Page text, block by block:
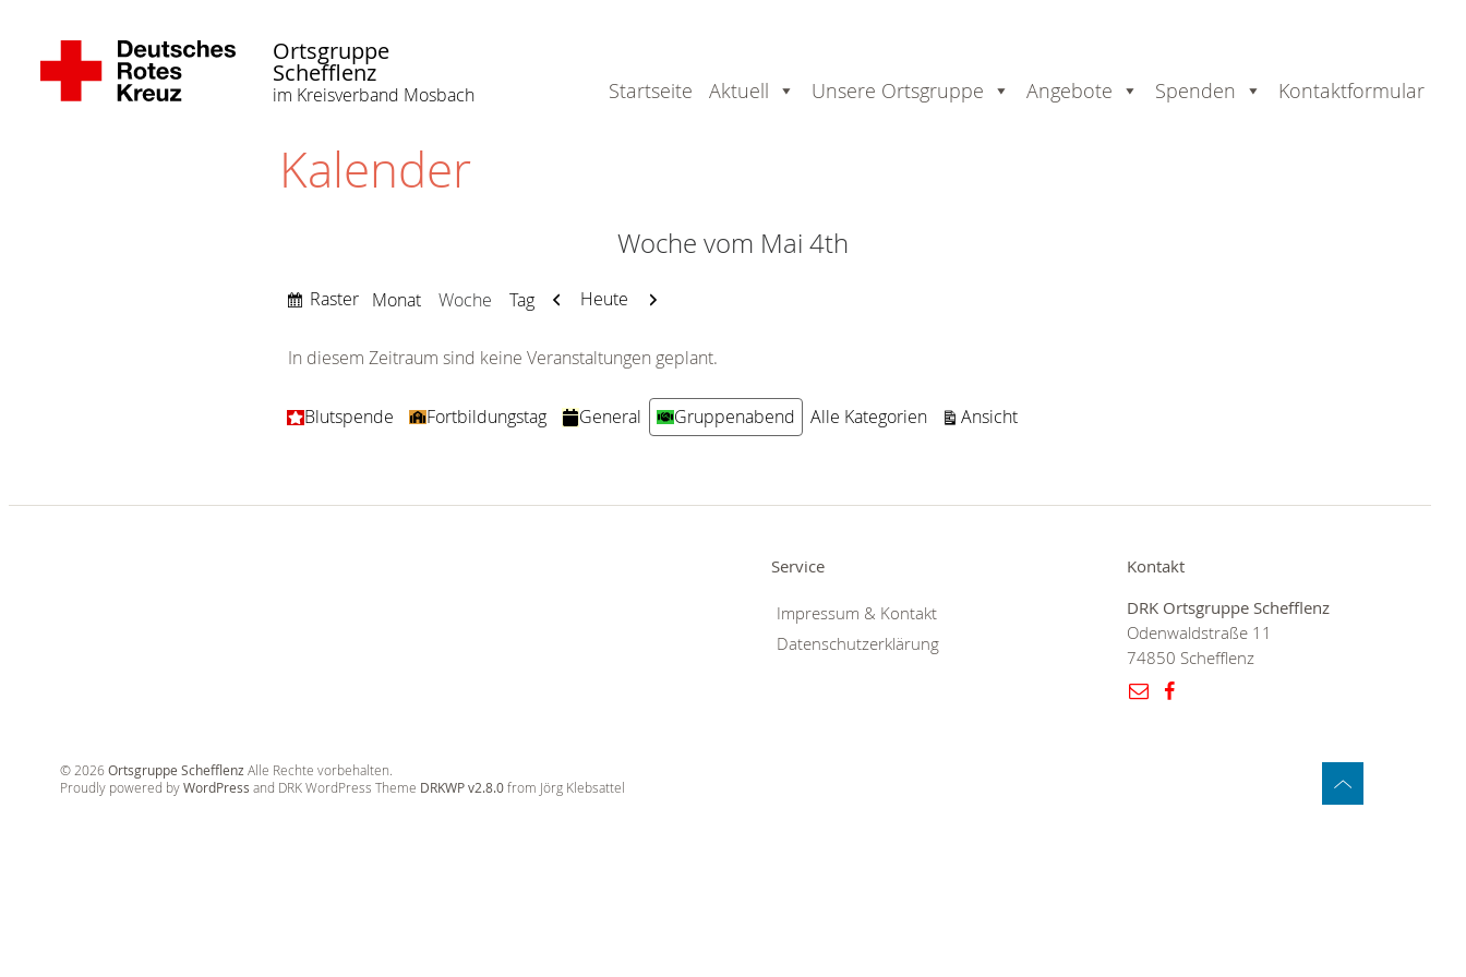
Ortsgruppe
Schefflenz
im Kreisverband Mosbach Startseite Aktuell Unsere Ortsgruppe Angebote Spenden Kontaktformular
Kalender
Woche vom Mai 4th
Anzeigen
Raster Monat Woche Tag Zurück
Heute Weiter
In diesem Zeitraum sind keine Veranstaltungen geplant.
Kategorien
Blutspende Fortbildungstag General Gruppenabend Alle Kategorien Ansichtausdrucken
Service
Impressum & Kontakt
Datenschutzerklärung
Kontakt
DRK Ortsgruppe Schefflenz
Odenwaldstraße 11
74850 Schefflenz
© 2026Ortsgruppe Schefflenz Alle Rechte vorbehalten.
Proudly powered byWordPress and DRK WordPress Theme DRKWP v2.8.0 from Jörg Klebsattel